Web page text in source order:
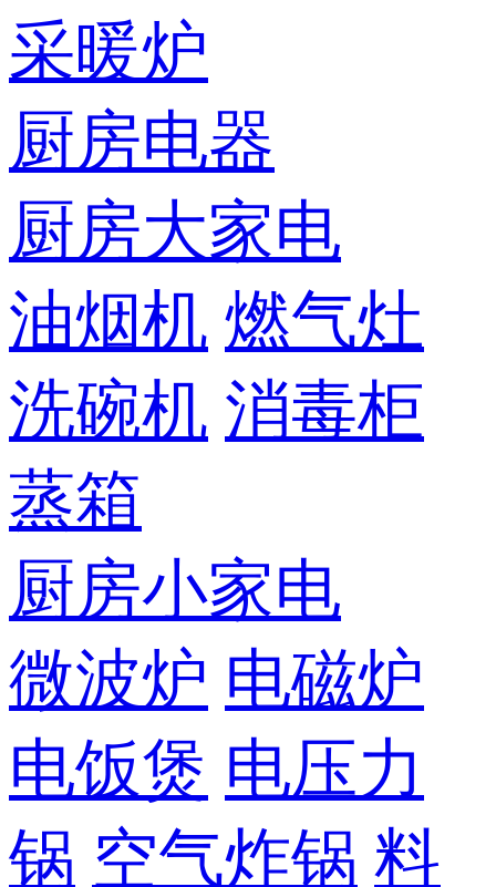
采暖炉
厨房电器
厨房大家电
油烟机 燃气灶
洗碗机 消毒柜
蒸箱
厨房小家电
微波炉 电磁炉
电饭煲 电压力
锅 空气炸锅 料